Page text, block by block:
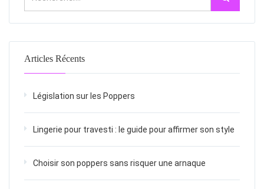
Articles Récents
Législation sur les Poppers
Lingerie pour travesti : le guide pour affirmer son style
Choisir son poppers sans risquer une arnaque